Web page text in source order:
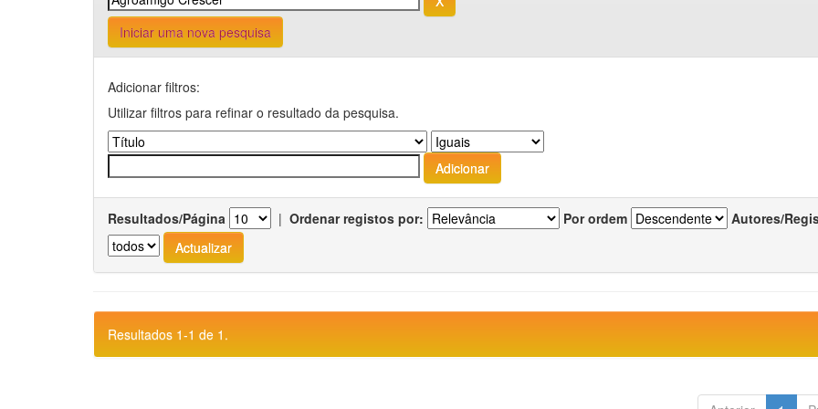
Iniciar uma nova pesquisa
Adicionar filtros:
Utilizar filtros para refinar o resultado da pesquisa.
Resultados/Página | Ordenar registos por: Por ordem Autores/
Resultados 1-1 de 1.